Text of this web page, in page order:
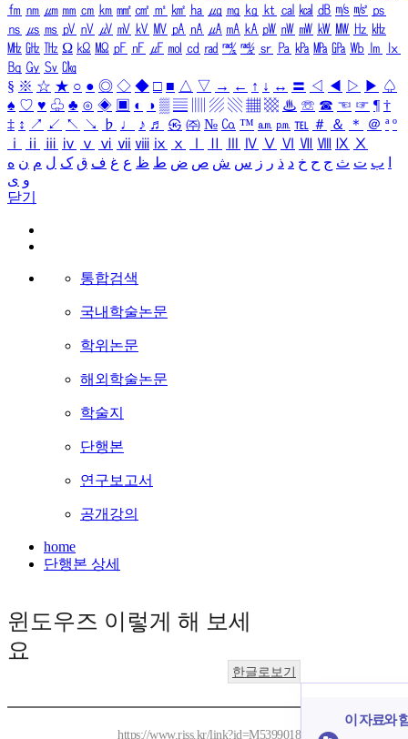
㎙ ㎚ ㎛ ㎜ ㎝ ㎞ ㎟ ㎠ ㎡ ㎢ ㏊ ㎍ ㎎ ㎏ ㏏ ㎈ ㎉ ㏈ ㎧ ㎨ ㎰
㎱ ㎲ ㎳ ㎴ ㎵ ㎶ ㎷ ㎸ ㎹ ㎀ ㎁ ㎂ ㎃ ㎄ ㎺ ㎻ ㎽ ㎾ ㎿ ㎐ ㎑
㎒ ㎓ ㎔ Ω ㏀ ㏁ ㎊ ㎋ ㎌ ㏖ ㏅ ㎭ ㎮ ㎯ ㏛ ㎩ ㎪ ㎫ ㎬ ㏝ ㏐
㏓
㏃ ㏉ ㏜ ㏆
§ ※ ☆ ★ ○ ● ◎ ◇ ◆ □ ■ △ ▽ → ← ↑ ↓ ↔ 〓 ◁ ◀ ▷ ▶ ♤
♠ ♡ ♥ ♧ ♣ ⊙ ◈ ▣ ◐ ◑ ▒ ▤ ▨ ▧ ▦ ▩ ♨ ☏ ☎ ☜ ☞ ¶ †
‡ ↕ ↗ ↙ ↖ ↘ ♭ ♩ ♪ ♬ ㉿ ㈜ № ㏇ ™ ㏂ ㏘ ℡ ＃ ＆ ＊ ＠ ª º
ⅰ
ⅱ ⅲ ⅳ ⅴ ⅵ ⅶ ⅷ ⅸ ⅹ Ⅳ Ⅴ Ⅵ Ⅶ Ⅷ Ⅸ Ⅹ
ب ت ث ج ح خ د ذ ر ز س ش ص ض ط ظ ع غ ف ق ک ل م ن ه
و ی
닫기
통합검색
국내학술논문
학위논문
해외학술논문
학술지
단행본
연구보고서
공개강의
home
단행본 상세
윈도우즈 이렇게 해 보세
요
한글로보기
https://www.riss.kr/link?id=M5399018
이 자료와